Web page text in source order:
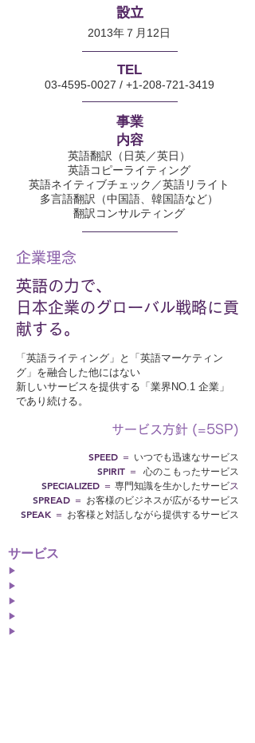
設立
2013年７月12日
TEL
03-4595-0027 / +1-208-721-3419
事業
内容
英語翻訳（日英／英日）
英語コピーライティング
英語ネイティブチェック／英語リライト
多言語翻訳（中国語、韓国語など）
翻訳コンサルティング
企業理念
英語の力で、
日本企業のグローバル戦略に貢
献する。
「英語ライティング」と「英語マーケティン
グ」を融合した他にはない
新しいサービスを提供する「業界NO.1 企業」
であり続ける。
サービス方針 (=5SP)
SPEED ＝ いつでも迅速なサービス
SPIRIT ＝ 心のこもったサービス
SPECIALIZED ＝ 専門知識を生かしたサービス
SPREAD ＝ お客様のビジネスが広がるサービス
SPEAK ＝ お客様と対話しながら提供するサービス
サービス
▶︎
▶︎
▶︎
▶︎
▶︎